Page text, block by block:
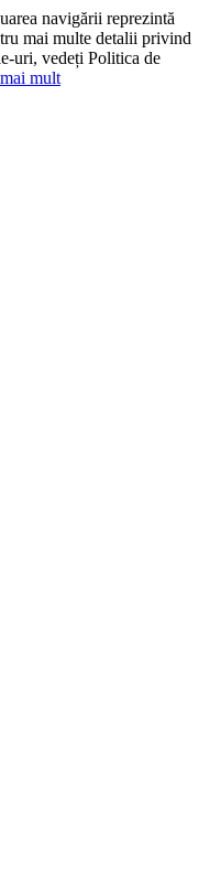
navigării reprezintă
mai multe detalii privind
uri, vedeți Politica de
mult